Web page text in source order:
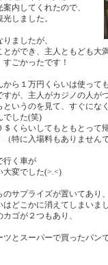
内してくれたので、
しました。
ましたが、
ができ、主人ともども大
ごかったです！
ら１万円くらいは使って
が、主人がカジノの人が
いうのを見て、すぐにな
でした(笑)
くらいしてもともとって
特に入場料もありませんで
行く車が
大変でした(>.<)
サプライズが置いてあり、
どこかに消えてしまいま
ゴが２つもあり、
ツとスーパーで買ったパン